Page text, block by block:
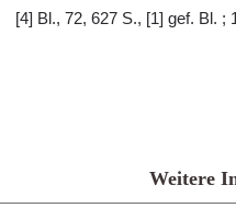
[4] Bl., 72, 627 S., [1] gef. Bl. ;
Weitere